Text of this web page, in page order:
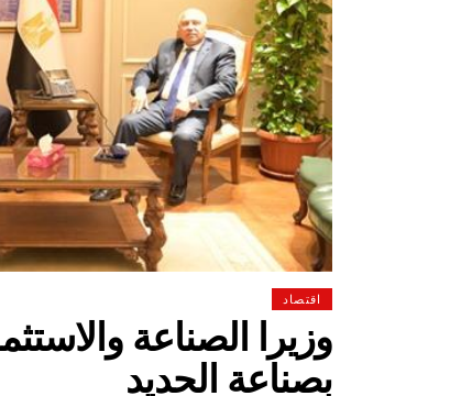
اقتصاد
وزيرا الصناعة
بصناعة الحديد